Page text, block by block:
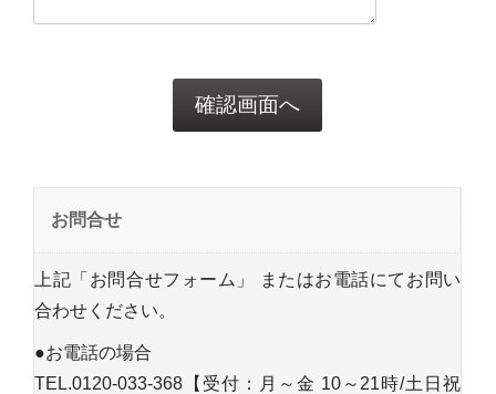
お問合せ
上記「お問合せフォーム」 またはお電話にてお問い
合わせください。
●お電話の場合
TEL.0120-033-368【受付：月～金 10～21時/土日祝